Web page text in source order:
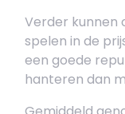
Verder kunnen
spelen in de
een goede
hanteren dan